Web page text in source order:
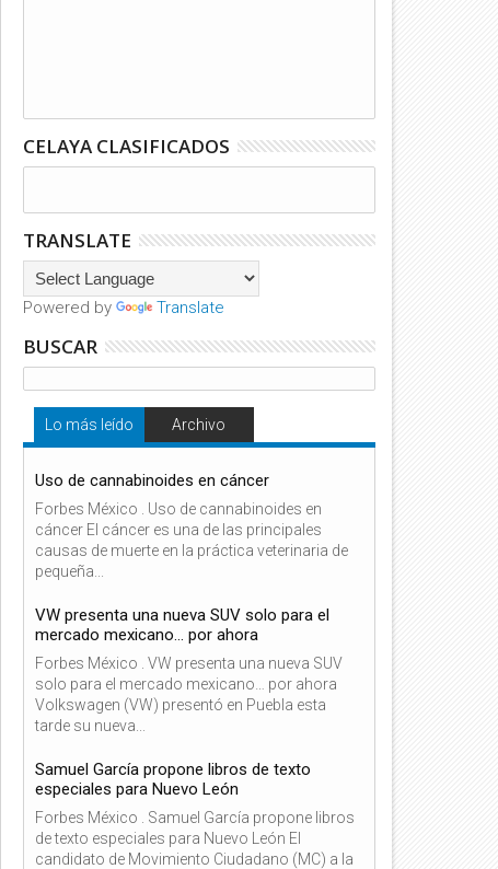
CELAYA CLASIFICADOS
TRANSLATE
Powered by Translate
BUSCAR
Lo más leído Archivo
Uso de cannabinoides en cáncer
Forbes México . Uso de cannabinoides en
cáncer El cáncer es una de las principales
causas de muerte en la práctica veterinaria de
pequeña...
VW presenta una nueva SUV solo para el
mercado mexicano… por ahora
Forbes México . VW presenta una nueva SUV
solo para el mercado mexicano… por ahora
Volkswagen (VW) presentó en Puebla esta
tarde su nueva...
Samuel García propone libros de texto
especiales para Nuevo León
Forbes México . Samuel García propone libros
de texto especiales para Nuevo León El
candidato de Movimiento Ciudadano (MC) a la